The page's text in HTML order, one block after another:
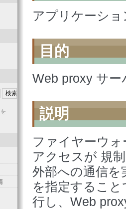
アプリケーシ
目的
Web proxy サ
説明
ファイヤーウ
アクセスが 規
外部への通信を
を指定するこ
行し、Web